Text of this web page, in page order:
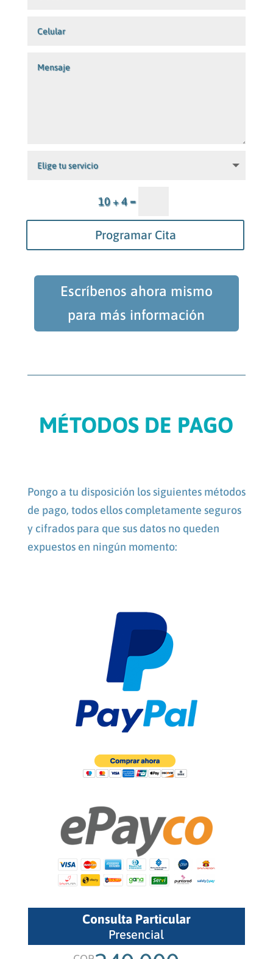
10 + 4=
Programar Cita
Escríbenos ahora mismo
para más información
MÉTODOS DE PAGO
Pongo a tu disposición los siguientes métodos
de pago, todos ellos completamente seguros
y cifrados para que sus datos no queden
expuestos en ningún momento:
Consulta Particular
Presencial